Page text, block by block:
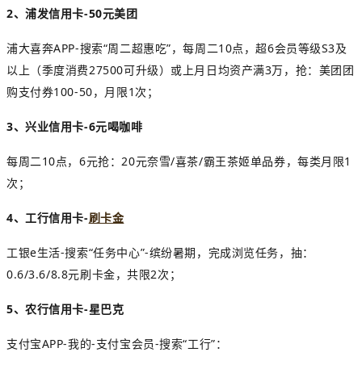
2、浦发信用卡-50元美团
浦大喜奔APP-搜索“周二超惠吃”，每周二10点，超6会员等级S3及
以上（季度消费27500可升级）或上月日均资产满3万，抢：美团团
购支付券100-50，月限1次；
3、兴业信用卡-6元喝咖啡
每周二10点，6元抢：20元奈雪/喜茶/霸王茶姬单品券，每类月限1
次；
4、工行信用卡-刷卡金
工银e生活-搜索“任务中心”-缤纷暑期，完成浏览任务，抽：
0.6/3.6/8.8元刷卡金，共限2次；
5、农行信用卡-星巴克
支付宝APP-我的-支付宝会员-搜索“工行”：